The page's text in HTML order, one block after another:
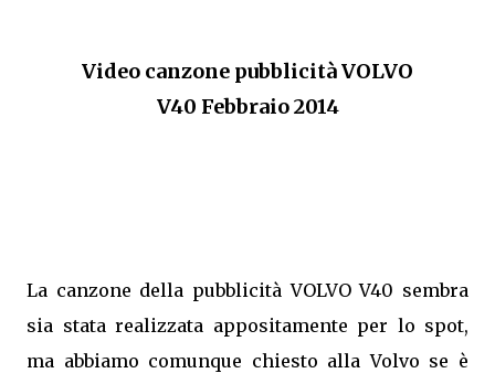
Video canzone pubblicità VOLVO
V40 Febbraio 2014
La canzone della pubblicità VOLVO V40 sembra
sia stata realizzata appositamente per lo spot,
ma abbiamo comunque chiesto alla Volvo se è